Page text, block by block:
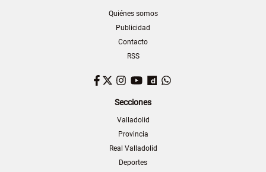
Quiénes somos
Publicidad
Contacto
RSS
Facebook
TwitterInstagram
YouTubeDailymotion
Secciones
Valladolid
Provincia
Real Valladolid
Deportes